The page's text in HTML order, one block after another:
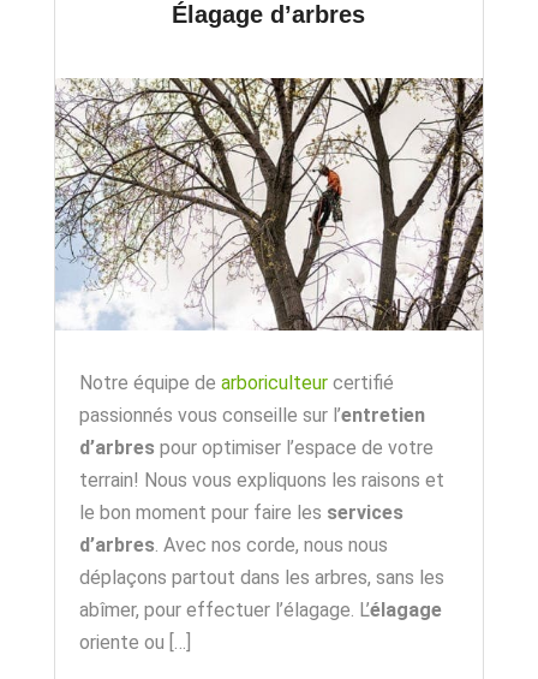
Élagage d’arbres
Notre équipe de arboriculteurcertifié
passionnés vous conseille sur l’entretien
d’arbres pour optimiser l’espace de votre
terrain! Nous vous expliquons les raisons et
le bon moment pour faire les services
d’arbres. Avec nos corde, nous nous
déplaçons partout dans les arbres, sans les
abîmer, pour effectuer l’élagage. L’élagage
oriente ou […]